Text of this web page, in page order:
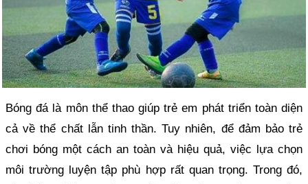
Bóng đá là môn thể thao giúp trẻ em phát triển toàn diện
cả về thể chất lẫn tinh thần. Tuy nhiên, để đảm bảo trẻ
chơi bóng một cách an toàn và hiệu quả, việc lựa chọn
môi trường luyện tập phù hợp rất quan trọng. Trong đó,